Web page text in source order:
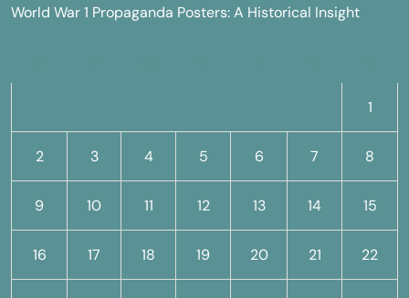
World War 1 Propaganda Posters: A Historical Insight
1
2 3 4 5 6 7 8
9 10 11 12 13 14 15
16 17 18 19 20 21 22